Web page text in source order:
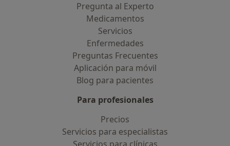
Pregunta al Experto
Medicamentos
Servicios
Enfermedades
Preguntas Frecuentes
Aplicación para móvil
Blog para pacientes
Para profesionales
Precios
Servicios para especialistas